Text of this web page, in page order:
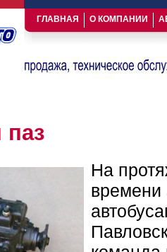
ГЛАВНАЯ О КОМПАНИИ
паз
На
времени